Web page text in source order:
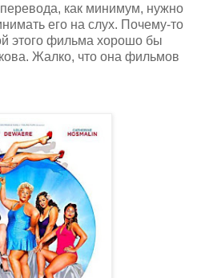
как минимум, нужно
его на слух. Почему-то
этого фильма хорошо бы
Жалко, что она фильмов